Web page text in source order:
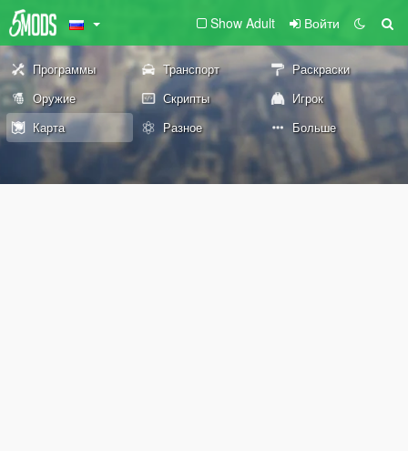
Show Adult Войти
Программы Транспорт
Раскраски
Оружие
Скрипты
Игрок
Карта
Разное Больше